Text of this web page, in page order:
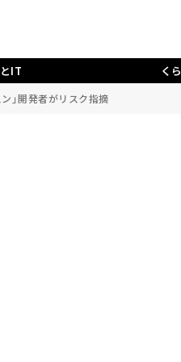
IT く
」開発者がリスク指摘